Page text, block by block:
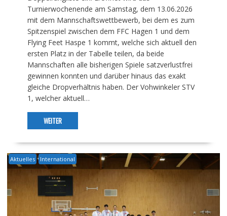
Turnierwochenende am Samstag, dem 13.06.2026
mit dem Mannschaftswettbewerb, bei dem es zum
Spitzenspiel zwischen dem FFC Hagen 1 und dem
Flying Feet Haspe 1 kommt, welche sich aktuell den
ersten Platz in der Tabelle teilen, da beide
Mannschaften alle bisherigen Spiele satzverlustfrei
gewinnen konnten und darüber hinaus das exakt
gleiche Dropverhältnis haben. Der Vohwinkeler STV
1, welcher aktuell…
WEITER
Aktuelles International